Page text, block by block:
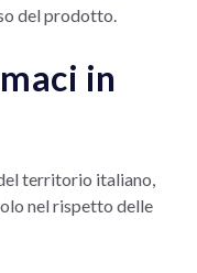
del prodotto.
in
territorio italiano,
nel rispetto delle